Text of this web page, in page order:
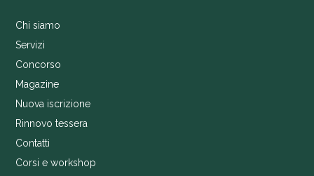
Chi siamo
Servizi
Concorso
Magazine
Nuova iscrizione
Rinnovo tessera
Contatti
Corsi e workshop